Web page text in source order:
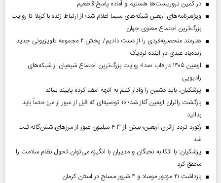
در کمین تروریست‌ها هستیم و آماده پاسخ قاطعیم
ویژه‌برنامه‌های اربعین شبکه‌های سیما اعلام شد؛ از ارتباط زنده با کربلا تا روایت
بزرگ‌ترین اجتماع معنوی جهان
هنرمند منحصر‌به‌فردی را از دست دادیم/ پخش ۲ مجموعه تلویزیونی جدید
زنده‌یاد عبدی در آینده نزدیک
اربعین ۱۴۰۵ در قاب صدا؛ روایت بزرگ‌ترین اجتماع شیعیان از شبکه‌های
رادیویی
پزشکیان: باید دشمن را وادار کنیم به آنچه امضا کرده پایبند بماند
بازگشت زائران اربعین آغاز شد؛ ۱۰ توصیه‌ای که قبل از عبور از مرز حتماً باید
بدانید
رکورد تردد زائران اربعین؛ بیش از ۴.۳ میلیون عبور از مرزهای شش‌گانه ثبت
شد
پزشکیان: با اتکا به نخبگان و مدیران با انگیزه می‌توان تحول نظام سلامت را
محقق کرد
بازداشت ۲۱ مزدور موساد و ۴ شرور مسلح در استان کرمان